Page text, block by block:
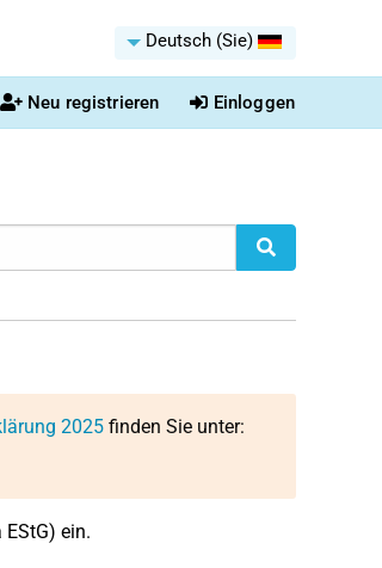
Deutsch (Sie)
Neu registrieren Einloggen
2025finden Sie unter:
ein.